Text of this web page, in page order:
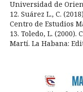
Universidad de
12. Suárez L., C.
Centro de Estudios
13. Toledo, L. (2000).
Martí. La Habana: